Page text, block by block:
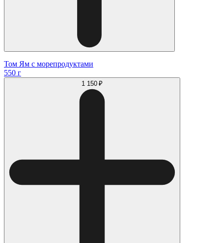
Том Ям с морепродуктами
550 г
1 150 ₽